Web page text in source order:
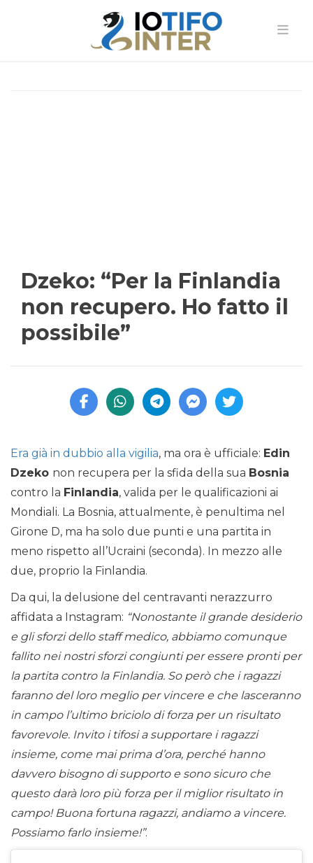
Dzeko: “Per la Finlandia
non recupero. Ho fatto il
possibile”
Era già in dubbio alla vigilia, ma ora è ufficiale: Edin
Dzeko non recupera per la sfida della sua Bosnia
contro la Finlandia, valida per le qualificazioni ai
Mondiali. La Bosnia, attualmente, è penultima nel
Girone D, ma ha solo due punti e una partita in
meno rispetto all’Ucraini (seconda). In mezzo alle
due, proprio la Finlandia.
Da qui, la delusione del centravanti nerazzurro
affidata a Instagram: “Nonostante il grande desiderio
e gli sforzi dello staff medico, abbiamo comunque
fallito nei nostri sforzi congiunti per essere pronti per
la partita contro la Finlandia. So però che i ragazzi
faranno del loro meglio per vincere e che lasceranno
in campo l’ultimo briciolo di forza per un risultato
favorevole. Invito i tifosi a supportare i ragazzi
insieme, come mai prima d’ora, perché hanno
davvero bisogno di supporto e sono sicuro che
questo darà loro più forza per il miglior risultato in
campo! Buona fortuna ragazzi, andiamo a vincere.
Possiamo farlo insieme!”.